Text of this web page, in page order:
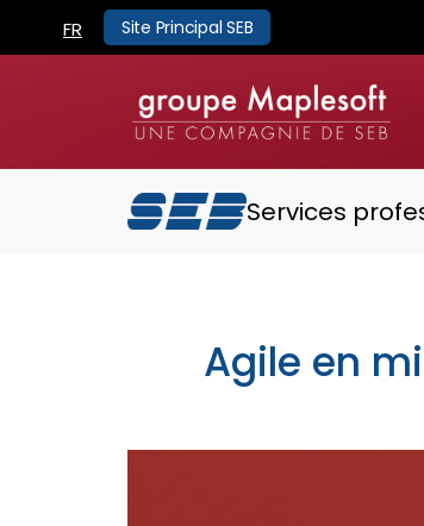
FR Site Principal SEB
Services
Agile en